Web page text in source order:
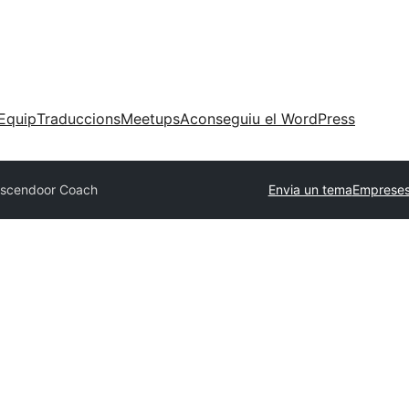
TraduccionsMeetupsAconseguiu el WordPress
Coach Envia un tema